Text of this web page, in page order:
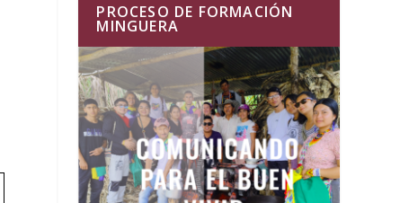
PROCESO DE FORMACIÓN
MINGUERA